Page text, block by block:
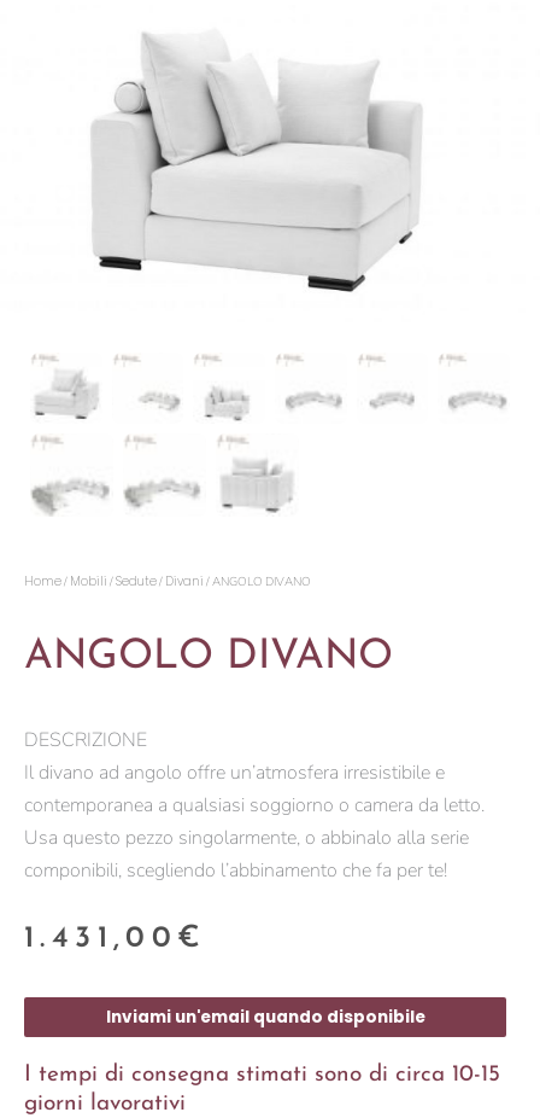
Home/ Mobili /Sedute/ Divani / ANGOLO DIVANO
ANGOLO DIVANO
DESCRIZIONE
Il divano ad angolo offre un’atmosfera irresistibile e
contemporanea a qualsiasi soggiorno o camera da letto.
Usa questo pezzo singolarmente, o abbinalo alla serie
componibili, scegliendo l’abbinamento che fa per te!
1.431,00 €
Inviami un'email quando disponibile
I tempi di consegna stimati sono di circa 10-15
giorni lavorativi